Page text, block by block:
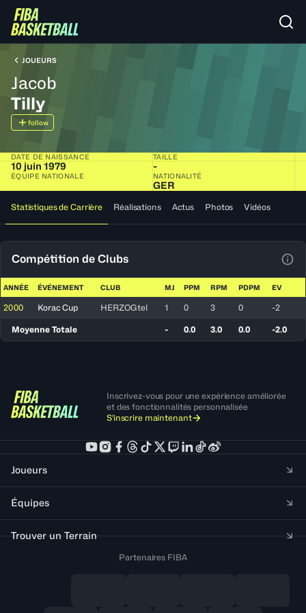
JOUEURS
Jacob
Tilly
follow
DATE DE NAISSANCE
10 juin 1979
TAILLE
-
ÉQUIPE NATIONALE NATIONALITÉ
GER
Statistiques de Carrière Réalisations Actus Photos Vidéos
Compétition de Clubs
ANNÉE ÉVÉNEMENT CLUB MJ PPM RPM PDPM EV
2000 Korac Cup HERZOGtel 1 0 3 0 -2
Moyenne Totale - 0.0 3.0 0.0 -2.0
Inscrivez-vous pour une expérience améliorée
et des fonctionnalités personnalisée
S'inscrire maintenant
Joueurs
Équipes
Trouver un Terrain
Partenaires FIBA